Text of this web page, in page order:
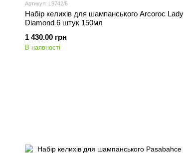
Артикул: L9742/6
Набір келихів для шампанського Arcoroc Lady
Diamond 6 штук 150мл
1 430.00 грн
В наявності